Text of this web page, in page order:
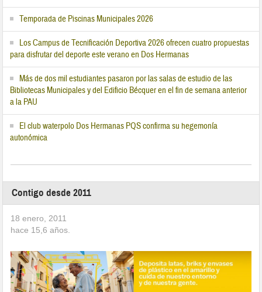
Temporada de Piscinas Municipales 2026
Los Campus de Tecnificación Deportiva 2026 ofrecen cuatro propuestas
para disfrutar del deporte este verano en Dos Hermanas
Más de dos mil estudiantes pasaron por las salas de estudio de las
Bibliotecas Municipales y del Edificio Bécquer en el fin de semana anterior
a la PAU
El club waterpolo Dos Hermanas PQS confirma su hegemonía
autonómica
Contigo desde 2011
18 enero, 2011
hace 15,6 años.